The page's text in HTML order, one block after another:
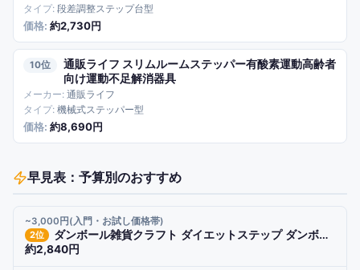
段差調整ステップ台型
約2,730円
10
通販ライフ スリムルームステッパー有酸素運動高齢者
向け運動不足解消器具
通販ライフ
機械式ステッパー型
約8,690円
早見表：予算別のおすすめ
~3,000円(入門・お試し価格帯)
2位 ダンボール雑貨クラフト ダイエットステップ ダンボール製 1518レビュー
約2,840円